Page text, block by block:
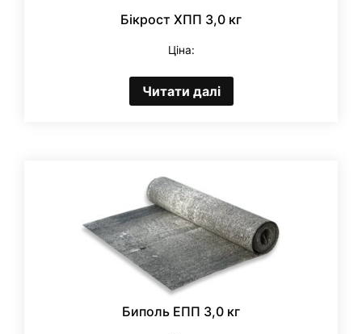
Бікрост ХПП 3,0 кг
Ціна:
Читати далі
Биполь ЕПП 3,0 кг